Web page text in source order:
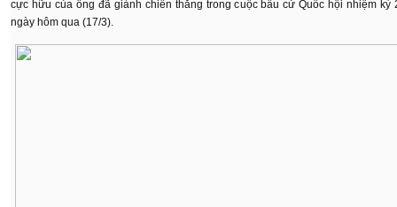
cực hữu của ông đã giành chiến thắng trong cuộc bầu cử Quốc hội nhiệm kỳ
ngày hôm qua (17/3).